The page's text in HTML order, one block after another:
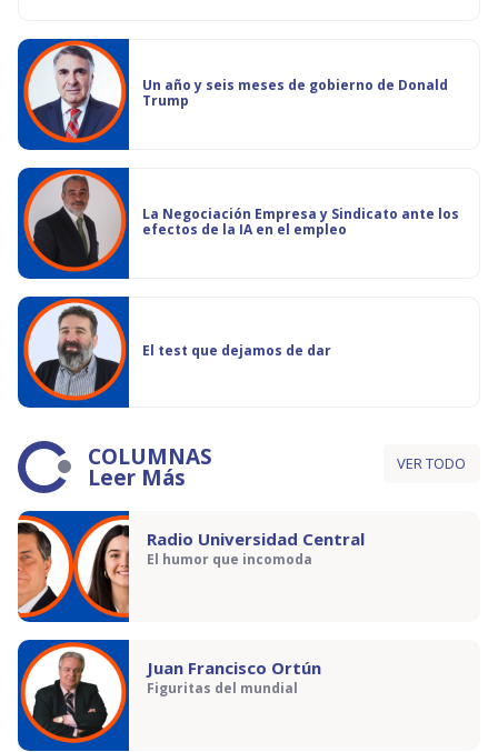
Un año y seis meses de gobierno de Donald
Trump
La Negociación Empresa y Sindicato ante los
efectos de la IA en el empleo
El test que dejamos de dar
COLUMNAS
Leer Más VER TODO
Radio Universidad Central
El humor que incomoda
Juan Francisco Ortún
Figuritas del mundial